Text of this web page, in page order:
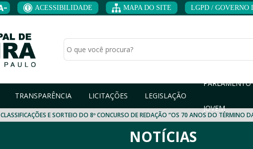
ACESSIBILIDADE MAPA DO SITE LGPD / GOVERNO
TRANSPARÊNCIA LICITAÇÕES LEGISLAÇÃO
PARLAMENTO
JOVEM
CLASSIFICAÇÕES E SORTEIO DO 8º CONCURSO DE REDAÇÃO “OS 70 ANOS DO TÉRMINO
NOTÍCIAS